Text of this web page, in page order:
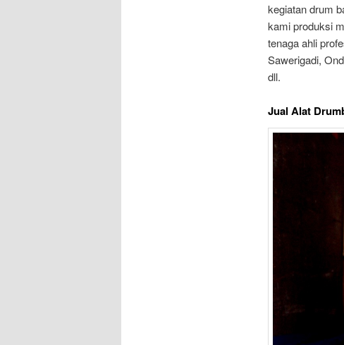
kegiatan drum
kami produksi
tenaga ahli
Sawerigadi,
dll.
Jual Alat